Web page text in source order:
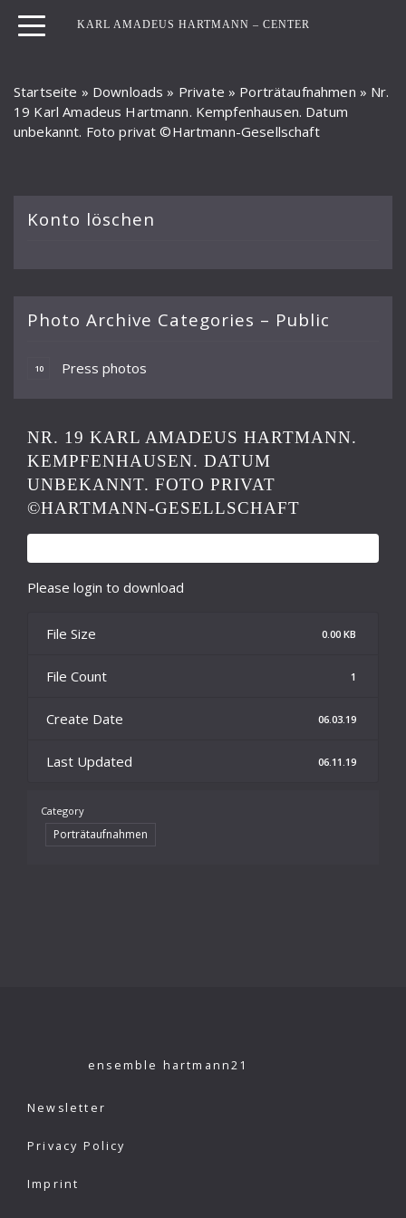
KARL AMADEUS HARTMANN – CENTER
Startseite » Downloads » Private » Porträtaufnahmen » Nr.
19 Karl Amadeus Hartmann. Kempfenhausen. Datum
unbekannt. Foto privat ©Hartmann-Gesellschaft
Konto löschen
Photo Archive Categories – Public
Press photos
10
NR. 19 KARL AMADEUS HARTMANN.
KEMPFENHAUSEN. DATUM
UNBEKANNT. FOTO PRIVAT
©HARTMANN-GESELLSCHAFT
Please login to download
File Size 0.00 KB
File Count 1
Create Date 06.03.19
Last Updated 06.11.19
Category
Porträtaufnahmen
ensemble hartmann21
Newsletter
Privacy Policy
Imprint